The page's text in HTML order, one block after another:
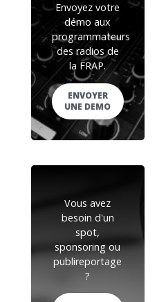
Envoyez votre
démo aux
programmateurs
des radios de
la FRAP.
ENVOYER
UNE DEMO
Vous avez
besoin d'un
spot,
sponsoring ou
publireportage
?